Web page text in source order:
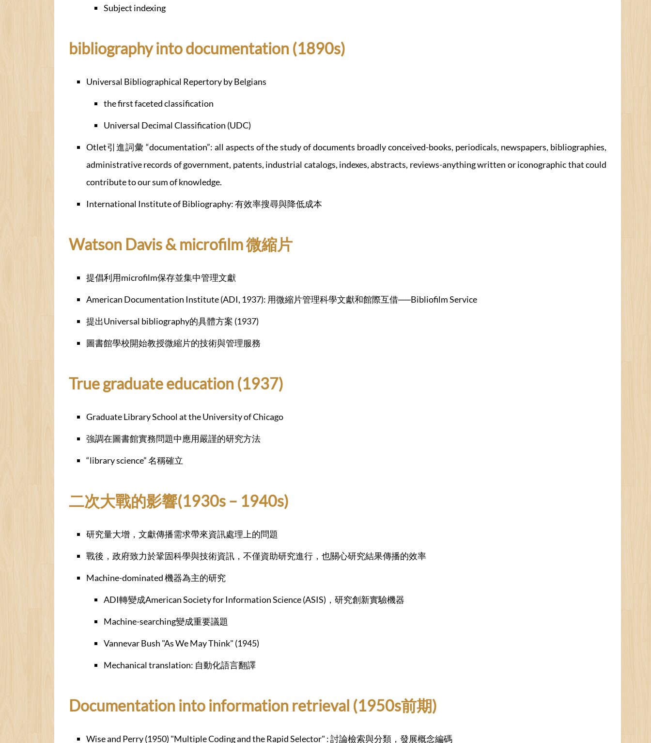
Subject indexing
bibliography into documentation (1890s)
Universal Bibliographical Repertory by Belgians
the first faceted classification
Universal Decimal Classification (UDC)
Otlet引進詞彙 “documentation”: all aspects of the study of documents broadly conceived-books, periodicals, newspapers, bibliographies,
administrative records of government, patents, industrial catalogs, indexes, abstracts, reviews-anything written or iconographic that could
contribute to our sum of knowledge.
International Institute of Bibliography: 有效率搜尋與降低成本
Watson Davis & microfilm 微縮片
提倡利用microfilm保存並集中管理文獻
American Documentation Institute (ADI, 1937): 用微縮片管理科學文獻和館際互借──Bibliofilm Service
提出Universal bibliography的具體方案 (1937)
圖書館學校開始教授微縮片的技術與管理服務
True graduate education (1937)
Graduate Library School at the University of Chicago
強調在圖書館實務問題中應用嚴謹的研究方法
“library science” 名稱確立
二次大戰的影響(1930s – 1940s)
研究量大增，文獻傳播需求帶來資訊處理上的問題
戰後，政府致力於鞏固科學與技術資訊，不僅資助研究進行，也關心研究結果傳播的效率
Machine-dominated 機器為主的研究
ADI轉變成American Society for Information Science (ASIS)，研究創新實驗機器
Machine-searching變成重要議題
Vannevar Bush "As We May Think" (1945)
Mechanical translation: 自動化語言翻譯
Documentation into information retrieval (1950s前期)
Wise and Perry (1950) "Multiple Coding and the Rapid Selector" : 討論檢索與分類，發展概念編碼